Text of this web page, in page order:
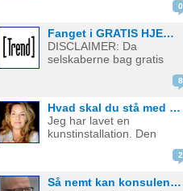
virksomhed. Lokalet bliver
arbejdsdagen, kulturen,
kundemøderne og
udviklingen på både kort
og lang sigt. Derfor er det
0
Fanget i GRATIS HJEMMESIDE fælden? Sådan kan du måske komme ud af aftalen
DISCLAIMER: Da
selskaberne bag gratis
forskellige kontrakter, som
være stor forskel på
indholdet og ordlyden af
de forskellige kontrakter.
8
Hvad skal du stå med om et år?
Jeg har lavet en
kunstinstallation. Den
Se hvor fin den er: For et
2
Så nemt kan konsulentfiramer opnå markant mere medieomtale